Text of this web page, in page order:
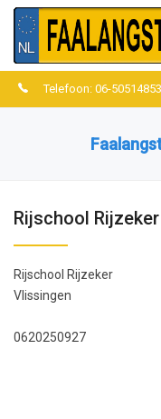
Telefoon: 06-50514853
Rijschool Rijzeker
Rijschool Rijzeker
Vlissingen
0620250927